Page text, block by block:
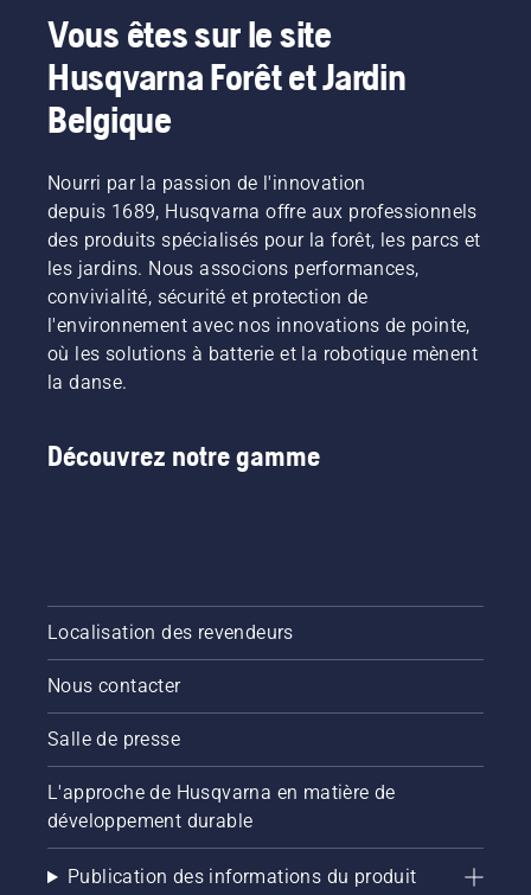
petits
Voici
quelques
points à
l'esprit
avant
d'acheter
une
débroussailleuse.
Vous êtes sur le site
Husqvarna Forêt et Jardin
Belgique
Nourri par la passion de l'innovation
depuis 1689, Husqvarna offre aux professionnels
des produits spécialisés pour la forêt, les parcs et
les jardins. Nous associons performances,
convivialité, sécurité et protection de
l'environnement avec nos innovations de pointe,
où les solutions à batterie et la robotique mènent
la danse.
Découvrez notre gamme
Localisation des revendeurs
Nous contacter
Salle de presse
L'approche de Husqvarna en matière de
développement durable
Publication des informations du produit